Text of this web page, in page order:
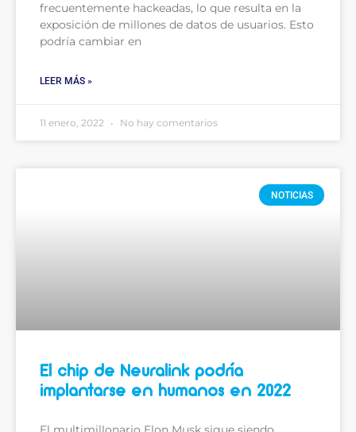
frecuentemente hackeadas, lo que resulta en la
exposición de millones de datos de usuarios. Esto
podría cambiar en
LEER MÁS »
11 enero, 2022 No hay comentarios
NOTICIAS
El chip de Neuralink podría
implantarse en humanos en 2022